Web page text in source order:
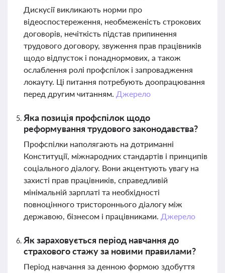
Дискусії викликають норми про
відеоспостереження, необмеженість строкових
договорів, нечіткість підстав припинення
трудового договору, звуження прав працівників
щодо відпусток і понаднормових, а також
ослаблення ролі профспілок і запровадження
локауту. Ці питання потребують доопрацювання
перед другим читанням. Джерело
Яка позиція профспілок щодо
реформування трудового законодавства?
Профспілки наполягають на дотриманні
Конституції, міжнародних стандартів і принципів
соціального діалогу. Вони акцентують увагу на
захисті прав працівників, справедливій
мінімальній зарплаті та необхідності
повноцінного тристороннього діалогу між
державою, бізнесом і працівниками. Джерело
Як зараховується період навчання до
страхового стажу за новими правилами?
Період навчання за денною формою здобуття